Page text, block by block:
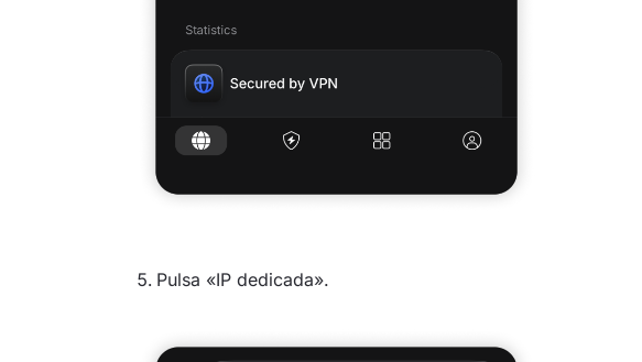
Pulsa «IP dedicada».